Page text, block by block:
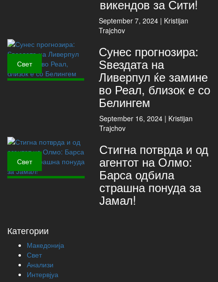
викендов за Сити!
Свет
September 7, 2024 | Kristijan
Trajchov
Сунес прогнозира:
Ѕвездата на
Ливерпул ќе замине
во Реал, близок е со
Белингем
Свет
September 16, 2024 | Kristijan
Trajchov
Стигна потврда и од
агентот на Олмо:
Барса одбила
страшна понуда за
Јамал!
Категории
Македонија
Свет
Анализи
Интервјуа